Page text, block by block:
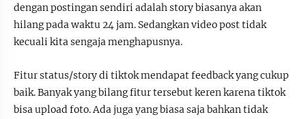
dengan postingan sendiri adalah story biasanya akan
hilang pada waktu 24 jam. Sedangkan video post tidak
kecuali kita sengaja menghapusnya.
Fitur status/story di tiktok mendapat feedback yang cukup
baik. Banyak yang bilang fitur tersebut keren karena tiktok
bisa upload foto. Ada juga yang biasa saja bahkan tidak